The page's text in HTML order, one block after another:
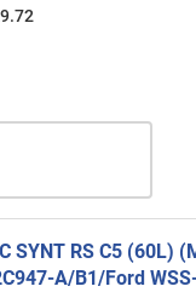
SYNT RS C5 (60L)
A/B1/Ford